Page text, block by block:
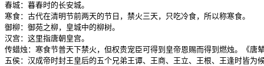
春城：暮春时的长安城。
寒食：古代在清明节前两天的节日，禁火三天，只吃冷食，所以称寒食。
御柳：御苑之柳，皇城中的柳树。
汉宫：这里指唐朝皇宫。
传蜡烛：寒食节普天下禁火，但权贵宠臣可得到皇帝恩赐而得到燃烛。《唐
五侯：汉成帝时封王皇后的五个兄弟王谭、王商、王立、王根、王逢时皆为